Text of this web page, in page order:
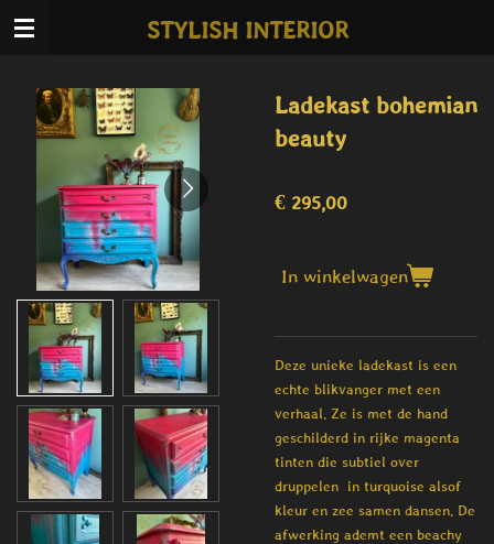
Ga
hoofdinhoud
STYLISH INTERIOR
Ladekast bohemian
beauty
€ 295,00
In winkelwagen
Deze unieke ladekast is een
echte blikvanger met een
verhaal. Ze is met de hand
geschilderd in rijke magenta
tinten die subtiel over
druppelen in turquoise alsof
kleur en zee samen dansen. De
afwerking ademt een beachy